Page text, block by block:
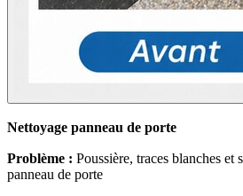
Nettoyage panneau de porte
Problème : Poussière, traces blanches et
panneau de porte